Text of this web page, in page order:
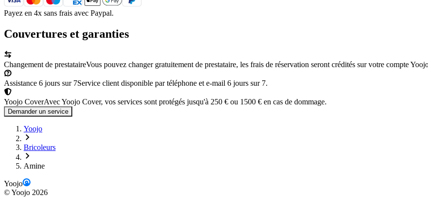
Payez en 4x sans frais avec Paypal.
Couvertures et garanties
Changement de prestataireVous pouvez changer gratuitement de prestataire, les frais de réservation seront crédités sur votre compte
Assistance 6 jours sur 7Service client disponible par téléphone et e-mail 6 jours sur 7.
Yoojo CoverAvec Yoojo Cover, vos services sont protégés jusqu'à 250 € ou 1500 € en cas de dommage.
Demander un service
Yoojo
Bricoleurs
Amine
Yoojo
©Yoojo 2026